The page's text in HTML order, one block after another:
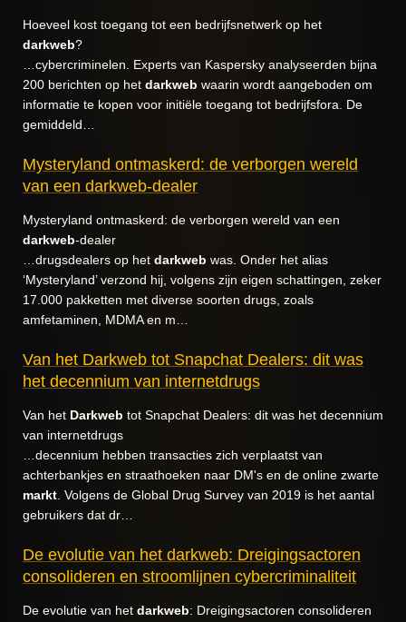
Hoeveel kost toegang tot een bedrijfsnetwerk op het
darkweb?
…cybercriminelen. Experts van Kaspersky analyseerden bijna
200 berichten op het darkweb waarin wordt aangeboden om
informatie te kopen voor initiële toegang tot bedrijfsfora. De
gemiddeld…
Mysteryland ontmaskerd: de verborgen wereld
van een darkweb-dealer
Mysteryland ontmaskerd: de verborgen wereld van een
darkweb-dealer
…drugsdealers op het darkweb was. Onder het alias
‘Mysteryland’ verzond hij, volgens zijn eigen schattingen, zeker
17.000 pakketten met diverse soorten drugs, zoals
amfetaminen, MDMA en m…
Van het Darkweb tot Snapchat Dealers: dit was
het decennium van internetdrugs
Van het Darkweb tot Snapchat Dealers: dit was het decennium
van internetdrugs
…decennium hebben transacties zich verplaatst van
achterbankjes en straathoeken naar DM's en de online zwarte
markt . Volgens de Global Drug Survey van 2019 is het aantal
gebruikers dat dr…
De evolutie van het darkweb: Dreigingsactoren
consolideren en stroomlijnen cybercriminaliteit
De evolutie van het darkweb: Dreigingsactoren consolideren